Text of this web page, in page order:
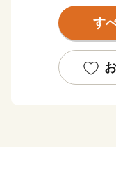
て町の中心部には
います。
な大地により、浜
れています。
す